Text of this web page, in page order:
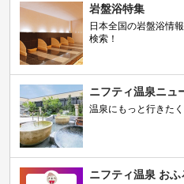
岩盤浴特集
日本全国の岩盤浴情
検索！
ニフティ温泉ニュ
温泉にもっと行きた
ニフティ温泉 おふ